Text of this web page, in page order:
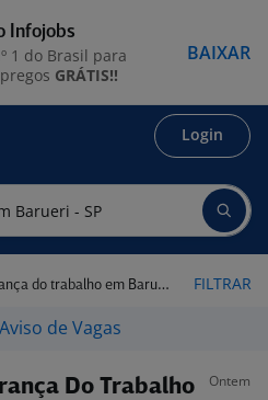
Login
do trabalho em Barueri - SP FILTRAR
de Vagas
Do Trabalho Ontem
Infojobs
1 do Brasil para
GRÁTIS!!
BAIXAR